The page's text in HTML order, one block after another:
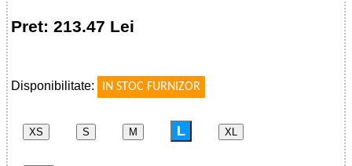
Pret: 213.47 Lei
Disponibilitate:
IN STOC FURNIZOR
XS S M L XL